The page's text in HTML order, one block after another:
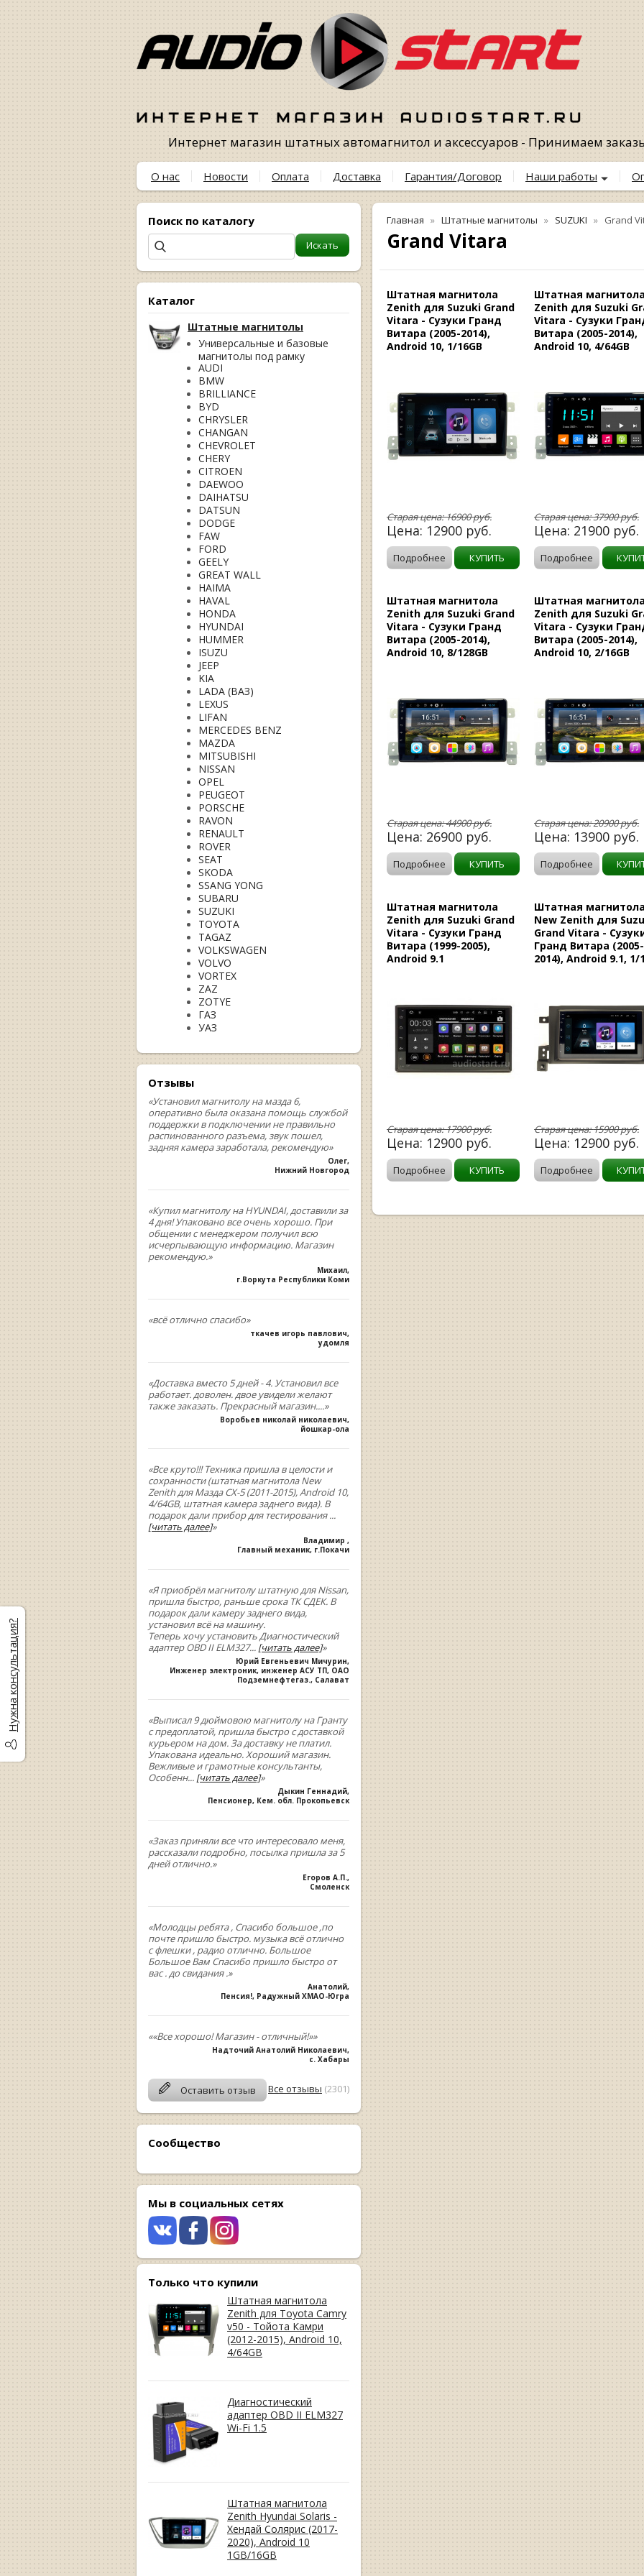
Интернет магазин штатных автомагнитол и аксессуаров - Принимаем
О нас Новости Оплата Доставка Гарантия/Договор Наши работы
Поиск по каталогу
Каталог
Штатные магнитолы
Универсальные и базовые
магнитолы под рамку
AUDI
BMW
BRILLIANCE
BYD
CHRYSLER
CHANGAN
CHEVROLET
CHERY
CITROEN
DAEWOO
DAIHATSU
DATSUN
DODGE
FAW
FORD
GEELY
GREAT WALL
HAIMA
HAVAL
HONDA
HYUNDAI
HUMMER
ISUZU
JEEP
KIA
LADA (ВАЗ)
LEXUS
LIFAN
MERCEDES BENZ
MAZDA
MITSUBISHI
NISSAN
OPEL
PEUGEOT
PORSCHE
RAVON
RENAULT
ROVER
SEAT
SKODA
SSANG YONG
SUBARU
SUZUKI
TOYOTA
TAGAZ
VOLKSWAGEN
VOLVO
VORTEX
ZAZ
ZOTYE
ГАЗ
УАЗ
Отзывы
«Установил магнитолу на мазда 6,
оперативно была оказана помощь службой
поддержки в подключении не правильно
распинованного разъема, звук пошел,
задняя камера заработала, рекомендую»
Олег,
Нижний Новгород
«Купил магнитолу на HYUNDAI, доставили за
4 дня! Упаковано все очень хорошо. При
общении с менеджером получил всю
исчерпывающую информацию. Магазин
рекомендую.»
Михаил,
г.Воркута Республики Коми
«всё отлично спасибо»
ткачев игорь павлович,
удомля
«Доставка вместо 5 дней - 4. Установил все
работает. доволен. двое увидели желают
также заказать. Прекрасный магазин....»
Воробьев николай николаевич,
йошкар-ола
«Все круто!!! Техника пришла в целости и
сохранности (штатная магнитола New
Zenith для Мазда СХ-5 (2011-2015), Android 10,
4/64GB, штатная камера заднего вида). В
подарок дали прибор для тестирования...
[читать далее]»
Владимир ,
Главный механик, г.Покачи
«Я приобрёл магнитолу штатную для Nissan,
пришла быстро, раньше срока ТК СДЕК. В
подарок дали камеру заднего вида,
установил всё на машину.
Теперь хочу установить Диагностический
адаптер OBD II ELM327... [читать далее]»
Юрий Евгеньевич Мичурин,
Инженер электроник, инженер АСУ ТП, ОАО
Подземнефтегаз., Салават
«Выписал 9 дюймовою магнитолу на Гранту
с предоплатой, пришла быстро с доставкой
курьером на дом. За доставку не платил.
Упакована идеально. Хороший магазин.
Вежливые и грамотные консультанты,
Особенн... [читать далее]»
Дыкин Геннадий,
Пенсионер, Кем. обл. Прокопьевск
«Заказ приняли все что интересовало меня,
рассказали подробно, посылка пришла за 5
дней отлично.»
Егоров А.П.,
Смоленск
«Молодцы ребята , Спасибо большое ,по
почте пришло быстро. музыка всё отлично
с флешки , радио отлично. Большое
Большое Вам Спасибо пришло быстро от
вас . до свидания .»
Анатолий,
Пенсия!, Радужный ХМАО-Югра
««Все хорошо! Магазин - отличный!»»
Надточий Анатолий Николаевич,
с. Хабары
Оставить отзыв Все отзывы (2301)
Сообщество
Мы в социальных сетях
Только что купили
Штатная магнитола
Zenith для Toyota Camry
v50 - Тойота Камри
(2012-2015), Android 10,
4/64GB
Диагностический
адаптер OBD II ELM327
Wi-Fi 1.5
Штатная магнитола
Zenith Hyundai Solaris -
Хендай Солярис (2017-
2020), Android 10
1GB/16GB
Главная Штатные магнитолы SUZUKI Grand
Grand Vitara
Штатная магнитола
Zenith для Suzuki Grand
Vitara - Сузуки Гранд
Витара (2005-2014),
Android 10, 1/16GB
Старая цена:16900руб.
Цена: 12900 руб.
Подробнее КУПИТЬ
Штатная
Zenith для Suzuki
Vitara - Сузуки
Витара (2005-2014),
Android 10, 4/64GB
Старая цена:37900руб.
Цена: 21900 руб.
Подробнее
Штатная магнитола
Zenith для Suzuki Grand
Vitara - Сузуки Гранд
Витара (2005-2014),
Android 10, 8/128GB
Старая цена:44900руб.
Цена: 26900 руб.
Подробнее КУПИТЬ
Штатная
Zenith для Suzuki
Vitara - Сузуки
Витара (2005-2014),
Android 10, 2/16GB
Старая цена:20900руб.
Цена: 13900 руб.
Подробнее
Штатная магнитола
Zenith для Suzuki Grand
Vitara - Сузуки Гранд
Витара (1999-2005),
Android 9.1
Старая цена:17900руб.
Цена: 12900 руб.
Подробнее КУПИТЬ
Штатная
New Zenith для
Grand Vitara -
Гранд Витара (2005-
2014), Android 9.1, 1/
Старая цена:15900руб.
Цена: 12900 руб.
Подробнее
Нужна консультация?